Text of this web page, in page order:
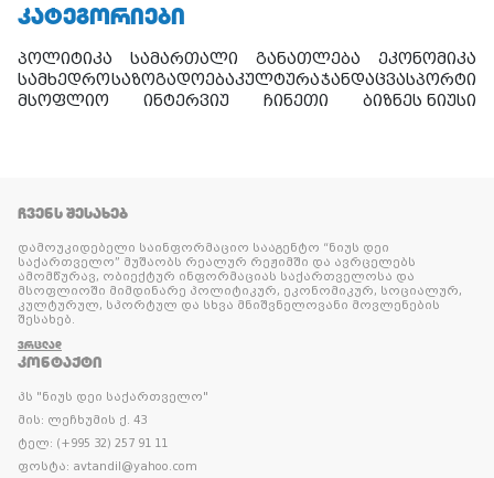
ᲙᲐᲢᲔᲒᲝᲠᲘᲔᲑᲘ
პოლიტიკა სამართალი განათლება
ეკონომიკა
სამხედროსაზოგადოებაკულტურაჯანდაცვასპორტი
მსოფლიო
ინტერვიუ ჩინეთი ბიზნეს ნიუსი
ᲩᲕᲔᲜᲡ ᲨᲔᲡᲐᲮᲔᲑ
დამოუკიდებელი საინფორმაციო სააგენტო “ნიუს დეი
საქართველო” მუშაობს რეალურ რეჟიმში და ავრცელებს
ამომწურავ, ობიექტურ ინფორმაციას საქართველოსა და
მსოფლიოში მიმდინარე პოლიტიკურ, ეკონომიკურ, სოციალურ,
კულტურულ, სპორტულ და სხვა მნიშვნელოვანი მოვლენების
შესახებ.
ᲕᲠᲪᲚᲐᲓ
ᲙᲝᲜᲢᲐᲥᲢᲘ
პს "ნიუს დეი საქართველო"
მის: ლეჩხუმის ქ. 43
ტელ: (+995 32) 257 91 11
ფოსტა: avtandil@yahoo.com